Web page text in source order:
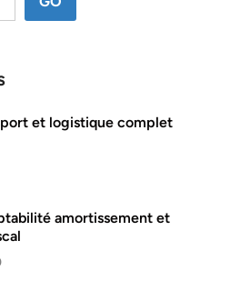
et logistique complet
amortissement et